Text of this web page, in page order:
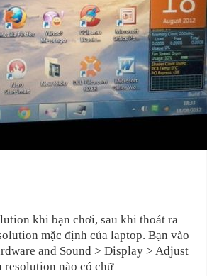
khi bạn chơi, sau khi thoát ra
mặc định của laptop. Bạn vào
and Sound > Display > Adjust
nào có chữ